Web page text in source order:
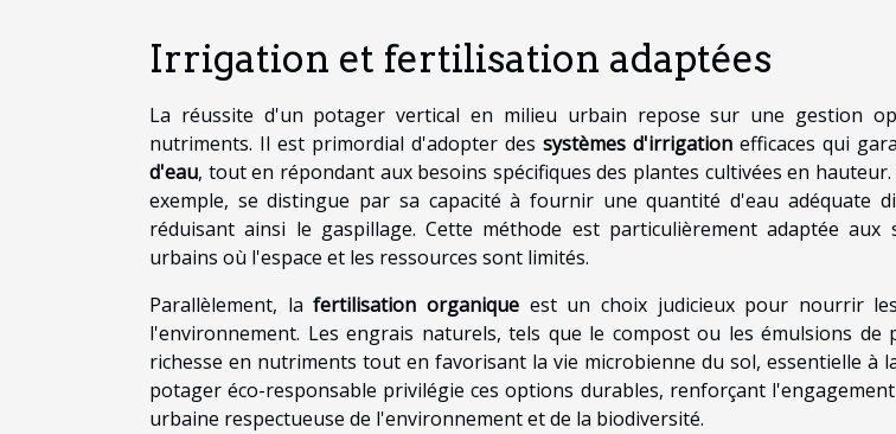
Irrigation et fertilisation adaptées
La réussite d'un potager vertical en milieu urbain repose sur une gestion
nutriments. Il est primordial d'adopter des systèmes d'irrigation efficaces qui
d'eau, tout en répondant aux besoins spécifiques des plantes cultivées en hauteur.
exemple, se distingue par sa capacité à fournir une quantité d'eau adéquate
réduisant ainsi le gaspillage. Cette méthode est particulièrement adaptée aux
urbains où l'espace et les ressources sont limités.
Parallèlement, lafertilisation organiqueest un choix judicieux pour nourrir
l'environnement. Les engrais naturels, tels que le compost ou les émulsions de
richesse en nutriments tout en favorisant la vie microbienne du sol, essentielle à
potager éco-responsable privilégie ces options durables, renforçant
urbaine respectueuse de l'environnement et de la biodiversité.